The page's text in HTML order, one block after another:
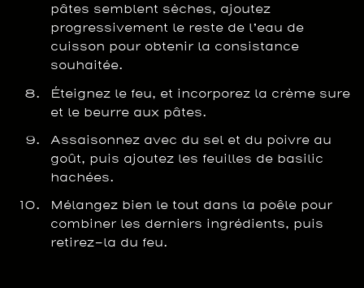
pâtes semblent sèches, ajoutez
progressivement le reste de l’eau de
cuisson pour obtenir la consistance
souhaitée.
Éteignez le feu, et incorporez la crème sure
et le beurre aux pâtes.
Assaisonnez avec du sel et du poivre au
goût, puis ajoutez les feuilles de basilic
hachées.
Mélangez bien le tout dans la poêle pour
combiner les derniers ingrédients, puis
retirez-la du feu.